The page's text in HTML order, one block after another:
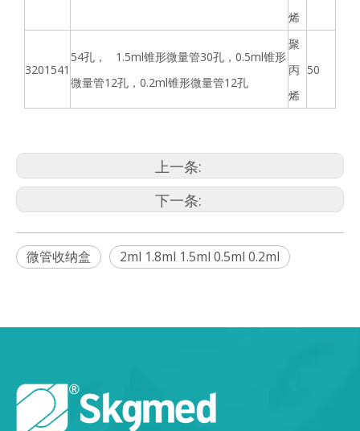
烯
3201541
54孔， 1.5ml锥形微量管30孔，0.5ml锥形
微量管12孔，0.2ml锥形微量管12孔
聚
丙
烯
50
上一条:
下一条:
微管收纳盒 2ml 1.8ml 1.5ml 0.5ml 0.2ml